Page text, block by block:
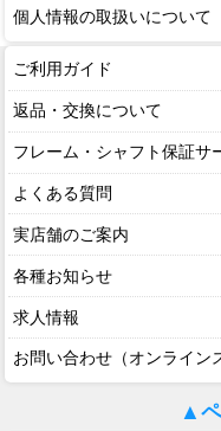
個人情報の取扱いについて
ご利用ガイド
返品・交換について
フレーム・シャフト保証サ
よくある質問
実店舗のご案内
各種お知らせ
求人情報
お問い合わせ（オンライン
▲